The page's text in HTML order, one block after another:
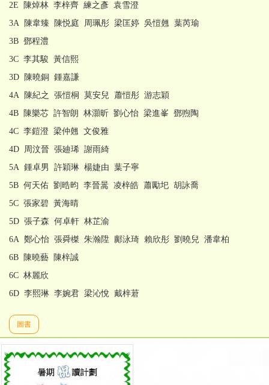
2E 陳焯林 李梓齊 練之彥 袁雪澄
3A 陳韋臻 陳悦庭 周珮彤 梁匡婷 吳愷翹 葉芮瑜
3B 鄧程澧
3C 李其駿 黃信熙
3D 陳曉銅 鍾嘉謙
4A 陳紀之 張愷桐 莫安兒 蕭愷彤 游志穎
4B 陳樂芯 許智朗 林灝昕 劉心怡 梁進峯 鄧煦陶
4C 李鎧澄 梁仲翹 文俊雅
4D 周汶晉 張廸琋 謝雨綺
5A 鍾卓男 許穎琳 楊婕由 葉子寧
5B 何天佑 劉晧昀 李晉暠 凌梓皓 蕭勵圯 胡詠喬
5C 張家碧 黃海晴
5D 張子森 何卓軒 林芷渝
6A 鄭心怡 張舜榤 朱瀚陞 鄺泳琦 賴欣彤 劉曉兒 潘韋柏
6B 陳曉藝 陳梓誠
6C 林麗欣
6D 李熙琳 李婉君 梁沁悅 戴梓莙
圖書